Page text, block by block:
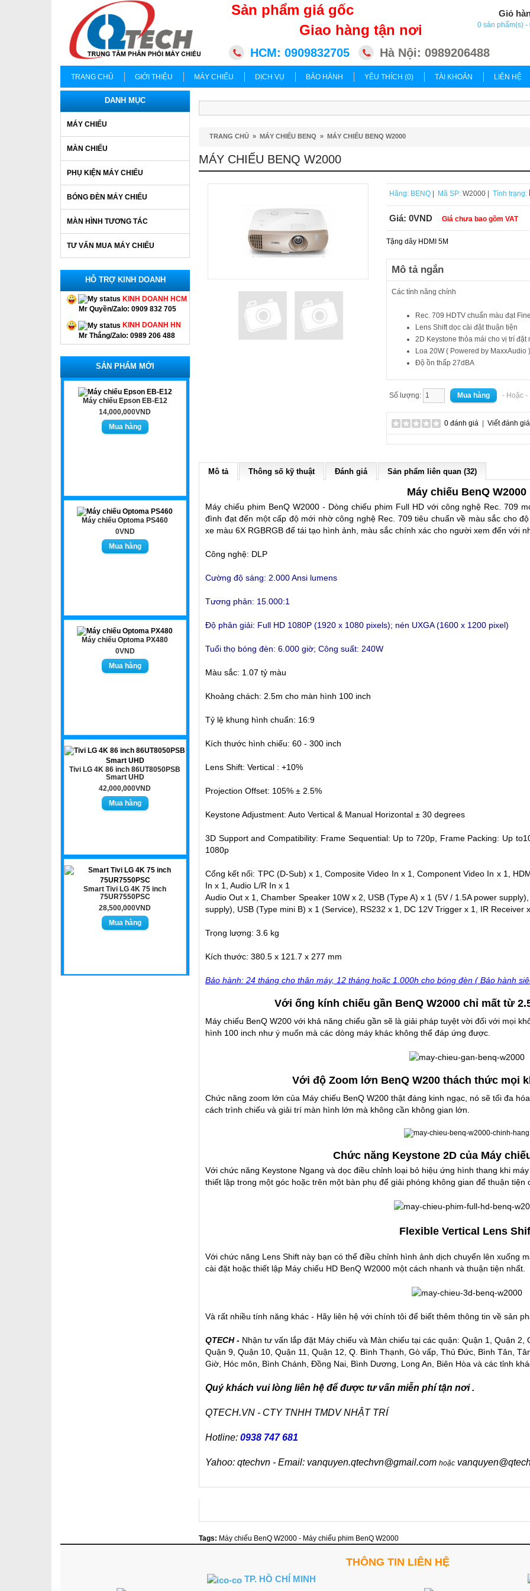
Sản phẩm giá gốc
Giao hàng tận nơi
Giỏ
0 sản phẩm(s) -
HCM: 0909832705 Hà Nội: 0989206488
TRANG CHỦ GIỚI THIỆU MÁY CHIẾU DỊCH VỤ BẢO HÀNH YÊU THÍCH (0) TÀI KHOẢN LIÊN HỆ
DANH MỤC
MÁY CHIẾU
MÀN CHIẾU
PHỤ KIỆN MÁY CHIẾU
BÓNG ĐÈN MÁY CHIẾU
MÀN HÌNH TƯƠNG TÁC
TƯ VẤN MUA MÁY CHIẾU
HỖ TRỢ KINH DOANH
KINH DOANH HCM
Mr Quyền/Zalo: 0909 832 705
KINH DOANH HN
Mr Thắng/Zalo: 0989 206 488
SẢN PHẨM MỚI
Máy chiếu Epson EB-E12
14,000,000VND
Máy chiếu Optoma PS460
0VND
Máy chiếu Optoma PX480
0VND
Tivi LG 4K 86 inch 86UT8050PSB
Smart UHD
42,000,000VND
Smart Tivi LG 4K 75 inch
75UR7550PSC
28,500,000VND
TRANG CHỦ » MÁY CHIẾU BENQ » MÁY CHIẾU BENQ W2000
MÁY CHIẾU BENQ W2000
Hãng: BENQ| Mã SP:W2000 | Tình trạng:
Giá: 0VND Giá chưa bao gồm VAT
Tặng dây HDMI 5M
Mô tả ngắn
Các tính năng chính
Rec. 709 HDTV chuẩn màu đạt
Lens Shift dọc cài đặt thuận tiện
2D Keystone thỏa mái cho vị trí đặt
Loa 20W ( Powered by MaxxAudio )
Độ ồn thấp 27dBA
Số lượng: - Hoặc -
0 đánh giá| Viết đánh giá
Mô tả Thông số kỹ thuật Đánh giá Sản phẩm liên quan (32)
Máy chiếu BenQ W2000
Máy chiếu phim BenQ W2000 - Dòng chiếu phim Full HD với công nghệ Rec. 709
đình đạt đến một cấp độ mới nhờ công nghệ Rec. 709 tiêu chuẩn về màu sắc cho
xe màu 6X RGBRGB để tái tạo hình ảnh, màu sắc chính xác cho người xem đến với
Công nghệ: DLP
Cường độ sáng: 2.000 Ansi lumens
Tương phản: 15.000:1
Độ phân giải: Full HD 1080P (1920 x 1080 pixels); nén UXGA (1600 x 1200 pixel)
Tuổi thọ bóng đèn: 6.000 giờ; Công suất: 240W
Màu sắc: 1.07 tỷ màu
Khoảng chách: 2.5m cho màn hình 100 inch
Tỷ lệ khung hình chuẩn: 16:9
Kích thước hình chiếu: 60 - 300 inch
Lens Shift‎: Vertical : +10%‎
Projection Offset‎: 105% ± 2.5%‎
Keystone Adjustment‎: Auto Vertical & Manual Horizontal ± 30 degrees‎
3D Support and Compatibility‎: Frame Sequential: Up to 720p, Frame Packing: Up
1080p‎
Cổng kết nối: TPC (D-Sub) x 1, Composite Video In x 1, Component Video In x 1,
In x 1, Audio L/R In x 1
Audio Out x 1, Chamber Speaker 10W x 2, USB (Type A) x 1 (5V / 1.5A power
supply), USB (Type mini B) x 1 (Service), RS232 x 1, DC 12V Trigger x 1, IR Receiver
Trọng lượng: 3.6 kg
Kích thước: 380.5 x 121.7 x 277 mm‎
Bảo hành: 24 tháng cho thân máy, 12 tháng hoặc 1.000h cho bóng đèn ( Bảo hành
Với ống kính chiếu gần BenQ W2000 chỉ mất từ
Máy chiếu BenQ W200 với khả năng chiếu gần sẽ là giải pháp tuyệt vời đối với mọi
hình 100 inch như ý muốn mà các dòng máy khác không thể đáp ứng được.
Với độ Zoom lớn BenQ W200 thách thức mọi
Chức năng zoom lớn của Máy chiếu BenQ W200 thật đáng kinh ngạc, nó sẽ tối đa
cách trình chiếu và giải trí màn hình lớn mà không cần không gian lớn.
Chức năng Keystone 2D của Máy
Với chức năng Keystone Ngang và dọc điều chỉnh loại bỏ hiệu ứng hình thang khi
thiết lập trong một góc hoặc trên một bàn phụ để giải phóng không gian để thuận tiện
Flexible Vertical Lens
Với chức năng Lens Shift này bạn có thể điều chỉnh hình ảnh dịch chuyển lên xuống
cài đặt hoặc thiết lập Máy chiếu HD BenQ W2000 một cách nhanh và thuận tiện nhất.
Và rất nhiều tính năng khác - Hãy liên hệ với chính tôi để biết thêm thông tin về sản
QTECH - Nhận tư vấn lắp đặt Máy chiếu và Màn chiếu tại các quận: Quận 1, Quận 2,
Quận 9, Quận 10, Quận 11, Quận 12, Q. Bình Thạnh, Gò vấp, Thủ Đức, Bình Tân,
Giờ, Hóc môn, Bình Chánh, Đồng Nai, Bình Dương, Long An, Biên Hòa và các tỉnh
Quý khách vui lòng liên hệ để được tư vấn miễn phí tận nơi .
QTECH.VN - CTY TNHH TMDV NHẬT TRÍ
Hotline: 0938 747 681
Yahoo: qtechvn - Email: vanquyen.qtechvn@gmail.com hoặc
Tags: Máy chiếu BenQ W2000 - Máy chiếu phim BenQ W2000
THÔNG TIN LIÊN HỆ
TP. HỒ CHÍ MINH